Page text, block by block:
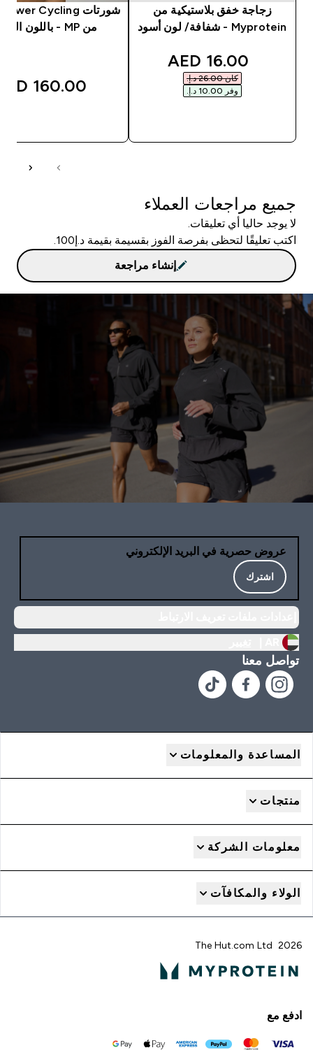
زجاجة خفق بلاستيكية من
Myprotein - شفافة/ لون أسود
discounted price
16.00 AED‎
كان ‏26.00 د.إ.‏‎
وفر ‏10.00 د.إ.‏‎
من MP - باللون الأسود
160.00 AED‎
جميع مراجعات العملاء
لا يوجد حاليا أي تعليقات.
اكتب تعليقًا لتحظى بفرصة الفوز بقسيمة بقيمة د.إ100.
إنشاء مراجعة
عروض حصرية في البريد الإلكتروني
اشترك
تواصل معنا
المساعدة والمعلومات
منتجات
معلومات الشركة
الولاء والمكافآت
2026 The Hut.com Ltd
ادفع مع